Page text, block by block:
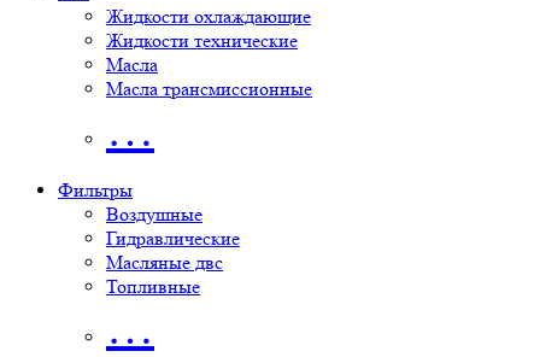
Жидкости охлаждающие
Жидкости технические
Масла
Масла трансмиссионные
…
Фильтры
Воздушные
Гидравлические
Масляные двс
Топливные
…